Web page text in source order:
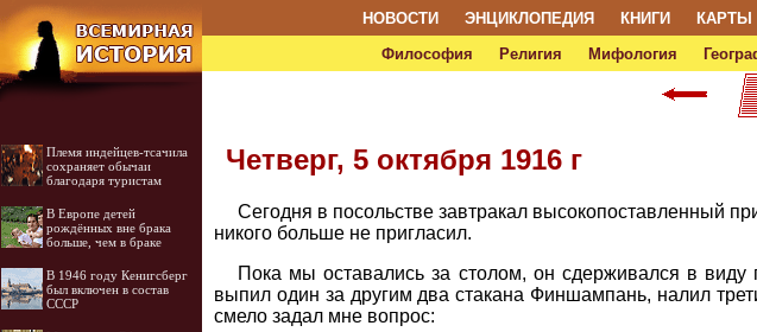
НОВОСТИ ЭНЦИКЛОПЕДИЯ КНИГИ КАРТЫ
Философия
Религия Мифология
Племя индейцев-тсачила
сохраняет обычаи
благодаря туристам
В Европе детей
рождённых вне брака
больше, чем в браке
В 1946 году Кенигсберг
был включен в состав
СССР
Четверг, 5 октября 1916 г
Сегодня в посольстве завтракал высокопоставленный
никого больше не пригласил.
Пока мы оставались за столом, он сдерживался в виду
выпил один за другим два стакана Финшампань, налил
смело задал мне вопрос: